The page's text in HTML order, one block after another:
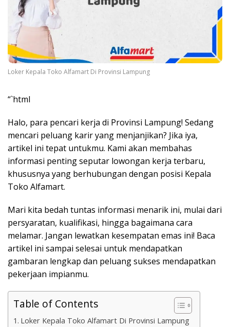
Loker Kepala Toko Alfamart Di Provinsi Lampung
“`html
Halo, para pencari kerja di Provinsi Lampung! Sedang
mencari peluang karir yang menjanjikan? Jika iya,
artikel ini tepat untukmu. Kami akan membahas
informasi penting seputar lowongan kerja terbaru,
khususnya yang berhubungan dengan posisi Kepala
Toko Alfamart.
Mari kita bedah tuntas informasi menarik ini, mulai dari
persyaratan, kualifikasi, hingga bagaimana cara
melamar. Jangan lewatkan kesempatan emas ini! Baca
artikel ini sampai selesai untuk mendapatkan
gambaran lengkap dan peluang sukses mendapatkan
pekerjaan impianmu.
Table of Contents
Loker Kepala Toko Alfamart Di Provinsi Lampung